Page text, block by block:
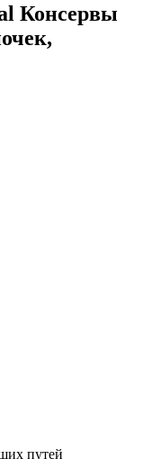
Консервы
путей